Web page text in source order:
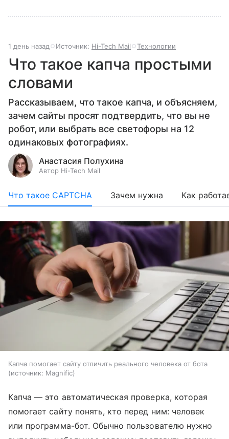
1 день назад Источник: Hi-Tech Mail Технологии
Что такое капча простыми
словами
Рассказываем, что такое капча, и объясняем,
зачем сайты просят подтвердить, что вы не
робот, или выбрать все светофоры на 12
одинаковых фотографиях.
Анастасия Полухина
Автор Hi-Tech Mail
Что такое CAPTCHA Зачем нужна Как
Капча помогает сайту отличить реального человека от бота
источник: Magnific
Капча — это автоматическая проверка, которая
помогает сайту понять, кто перед ним: человек
или программа-бот. Обычно пользователю нужно